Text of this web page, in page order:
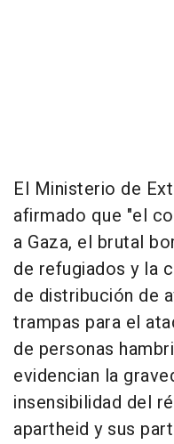
El Ministerio de
afirmado que "el
a Gaza, el brutal
de refugiados y la
de distribución de
trampas para el
de personas
evidencian la
insensibilidad del
apartheid y sus